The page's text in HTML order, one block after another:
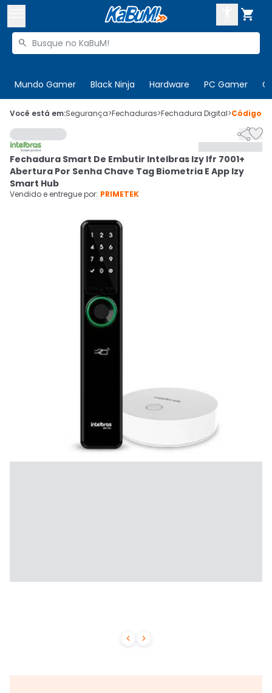

Buscar produtos

Mundo Gamer Black Ninja Hardware PC Gamer
 Olá. Acesse sua conta
 Departamentos
 Cupons
Mais Vendidos
Ativar tradutor em libras
CADASTRE-SE
Você está em:Segurança>Fechaduras>Fechadura Digital>Código
 

Fechadura Smart De Embutir Intelbras Izy Ifr 7001+
Abertura Por Senha Chave Tag Biometria E App Izy
Smart Hub
Vendido e entregue por: PRIMETEK